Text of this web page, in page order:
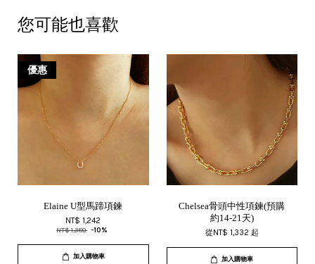
您可能也喜歡
優惠
Elaine U型馬蹄項鍊
NT$ 1,242
NT$ 1,380 -10%
加入購物車
Chelsea骨頭中性項鍊(預購
約14-21天)
從 NT$ 1,332 起
加入購物車